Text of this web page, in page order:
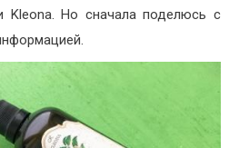
Kleona. Но сначала поделюсь с